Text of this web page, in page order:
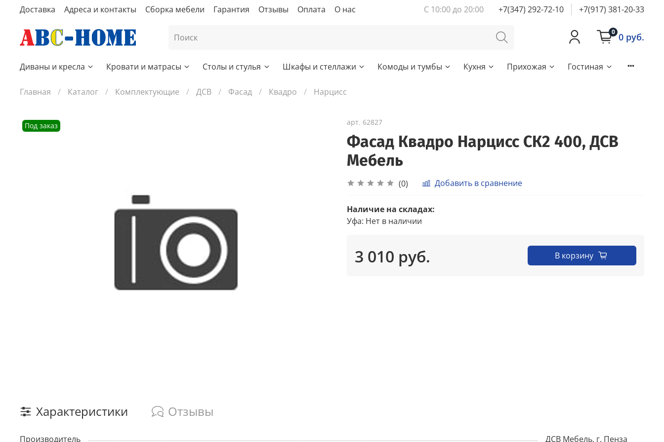
Доставка Адреса и контакты Сборка мебели Гарантия Отзывы Оплата О нас С 10:00 до 20:00 +7(347) 292-72-10 +7(917) 381-20-33
0 0 руб.
Диваны и кресла Кровати и матрасы Столы и стулья Шкафы и стеллажи Комоды и тумбы Кухня Прихожая Гостиная
Главная Каталог Комплектующие ДСВ Фасад Квадро Нарцисс
Под заказ арт. 62827
Фасад Квадро Нарцисс СК2 400, ДСВ
Мебель
(0) Добавить в сравнение
Наличие на складах:
Уфа: Нет в наличии
3 010 руб. В корзину
Характеристики Отзывы
Производитель ДСВ Мебель, г. Пенза